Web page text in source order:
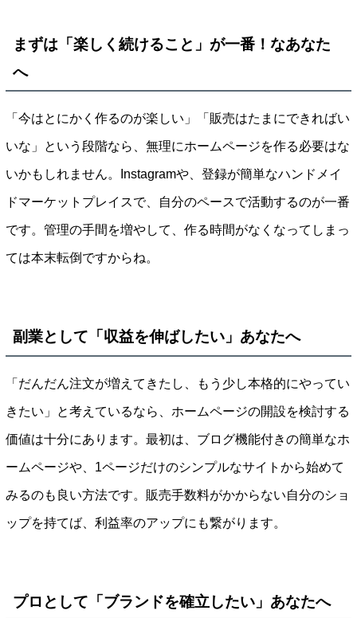
まずは「楽しく続けること」が一番！なあなた
へ
「今はとにかく作るのが楽しい」「販売はたまにできればい
いな」という段階なら、無理にホームページを作る必要はな
いかもしれません。Instagramや、登録が簡単なハンドメイ
ドマーケットプレイスで、自分のペースで活動するのが一番
です。管理の手間を増やして、作る時間がなくなってしまっ
ては本末転倒ですからね。
副業として「収益を伸ばしたい」あなたへ
「だんだん注文が増えてきたし、もう少し本格的にやってい
きたい」と考えているなら、ホームページの開設を検討する
価値は十分にあります。最初は、ブログ機能付きの簡単なホ
ームページや、1ページだけのシンプルなサイトから始めて
みるのも良い方法です。販売手数料がかからない自分のショ
ップを持てば、利益率のアップにも繋がります。
プロとして「ブランドを確立したい」あなたへ